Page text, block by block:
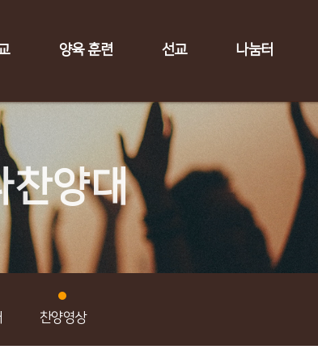
양육 훈련 선교 나눔터
찬양대
찬양영상